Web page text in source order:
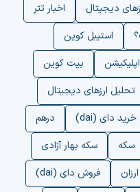
دیجیتال
اخبار تتر
استیبل کوین
اپلیکیشن
بیت کوین
تحلیل ارزهای دیجیتال
خرید دای (dai)
درهم
سکه
سکه بهار آزادی
فروش دای (dai)